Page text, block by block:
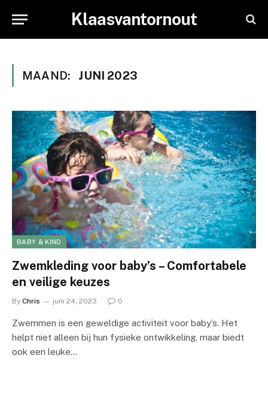
Klaasvantornout
MAAND: JUNI 2023
BABY & KIND
Zwemkleding voor baby’s – Comfortabele
en veilige keuzes
By Chris juni 24, 2023 0
Zwemmen is een geweldige activiteit voor baby’s. Het
helpt niet alleen bij hun fysieke ontwikkeling, maar biedt
ook een leuke…